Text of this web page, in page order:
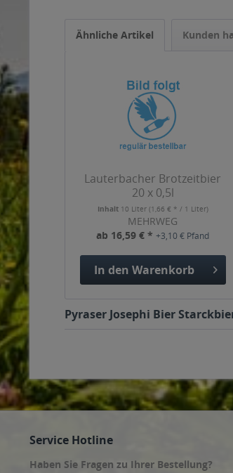
Ähnliche Artikel Kunden
Lauterbacher Brotzeitbier
20 x 0,5l
Inhalt 10 Liter (1,66 € * / 1 Liter)
MEHRWEG
ab 16,59 € *+3,10 € Pfand
In den Warenkorb
Pyraser Josephi Bier
Service Hotline
Haben Sie Fragen zu Ihrer Bestellung?